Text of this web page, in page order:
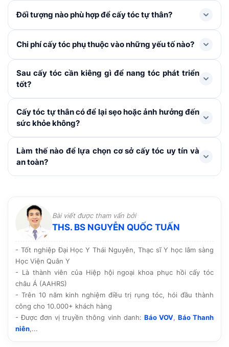
năm.
Trong 1 – 3 tháng đầu, tóc cấy có thể rụng thay thân
sẽ sinh trưởng và phát triển như tóc tự nhiên không bị
Đối tượng nào phù hợp để cấy tóc tự thân?
Cấy tóc tự thân được chỉ định cho người bị hói đầu, tóc
vùng da đầu. Khách hàng cần từ đủ 18 tuổi trở lên, sức
khỏe ổn định và có vùng tóc hiến dày khỏe để đảm
bảo hiệu quả.
Chi phí cấy tóc phụ thuộc vào những yếu tố nào?
Chi phí cấy tóc được xác định dựa trên: Số lượng nang
tóc cần cấy, kỹ thuật áp dụng, các khoản chi phí phát
phương án phù hợp và dự toán chi phí cụ thể cho từng
Sau cấy tóc cần kiêng gì để nang tóc phát triển
tốt?
3 ngày đầu sau cấy, cần tránh để nước tiếp xúc với
vùng cấy. Nên kiêng các thực phẩm dễ gây kích ứng
chế vận động mạnh, bơi lội, xông hơi, rượu bia và
thuốc lá. Chú ý dùng thuốc theo chỉ định, chăm sóc và
tái khám đúng lịch.
Cấy tóc tự thân có để lại sẹo hoặc ảnh hưởng đến
sức khỏe không?
Với các kỹ thuật hiện đại như FUE, HAT hay cấy sợi dài
PNS, vùng hiến nang và cấy tóc chỉ tạo những vi điểm
Làm thế nào để lựa chọn cơ sở cấy tóc uy tín và
an toàn?
hiện, quy trình vô khuẩn rõ ràng cùng công nghệ tiên
tiến. Ngoài ra, hãy tham khảo hình ảnh thực tế, phản
hồi của khách hàng và chính sách bảo hành, chăm sóc
Bài viết được tham vấn bởi
THS. BS NGUYỄN QUỐC TUẤN
- Tốt nghiệp Đại Học Y Thái Nguyên, Thạc sĩ Y học lâm sàng
Học Viện Quân Y
- Là thành viên của Hiệp hội ngoại khoa phục hồi cấy tóc
châu Á (AAHRS)
- Trên 10 năm kinh nghiệm điều trị rụng tóc, hói đầu thành
công cho 10.000+ khách hàng
- Được đơn vị truyền thông vinh danh: Báo VOV, Báo Thanh
niên,...